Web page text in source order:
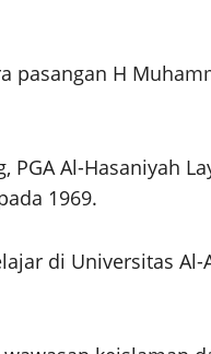
pasangan H
Al-Hasaniyah
1969.
di Universitas Al-